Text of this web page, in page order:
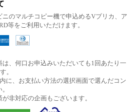
のマルチコピー機で申込めるVプリカ、ア
等をご利用いただけます。
、何口お申込みいただいても1回あたり一
。
に、お支払い方法の選択画面で選んだコン
非対応の企画もございます。